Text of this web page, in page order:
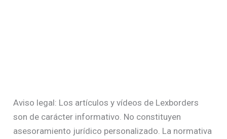
Aviso legal: Los artículos y vídeos de Lexborders
son de carácter informativo. No constituyen
asesoramiento jurídico personalizado. La normativa